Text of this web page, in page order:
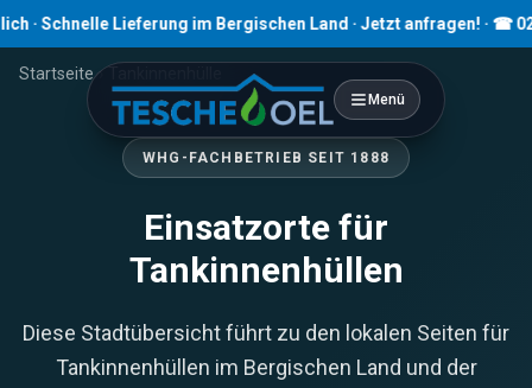
Schnelle Lieferung im Bergischen Land · Jetzt anfragen! · ☎
Menü
Startseite ›
WHG-FACHBETRIEB SEIT 1888
Einsatzorte für
Tankinnenhüllen
Diese Stadtübersicht führt zu den lokalen Seiten für
Tankinnenhüllen im Bergischen Land und der